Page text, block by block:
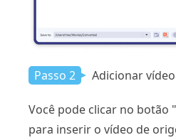
Passo 2 Adicionar
Você pode clicar no botão
para inserir o vídeo de